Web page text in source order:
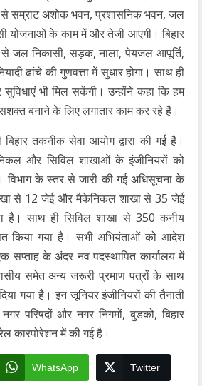
सम्राट अशोक भवन, प्रशासनिक भवन, जल
योजनाओं के काम में और तेजी आएगी। बिहार
जल निकासी, सड़क, नाला, पेयजल आपूर्ति,
ढांचे की गुणवत्ता में सुधार होगा। साथ ही
सुविधाएं भी मिल सकेंगी। उन्होंने कहा कि हम
बनाने के लिए लगातार काम कर रहे हैं।
बिहार तकनीक सेवा आयोग द्वारा की गई है।
और सिविल शाखाओं के इंजीनियरों को
विभाग के स्तर से जारी की गई अधिसूचना के
से 12 जेई और मैकेनिकल शाखा से 35 जेई
है। साथ ही सिविल शाखा से 350 कनीय
किया गया है। सभी अभियंताओं को आदेश
सप्ताह के अंदर नव पदस्थापित कार्यालय में
समेत अन्य जरूरी प्रमाण पत्रों के साथ
गया है। इन जूनियर इंजीनियरों की तैनाती
परिषदों और नगर निगमों, बुडको, बिहार
कारपोरेशन में की गई है।
WhatsApp Twitter